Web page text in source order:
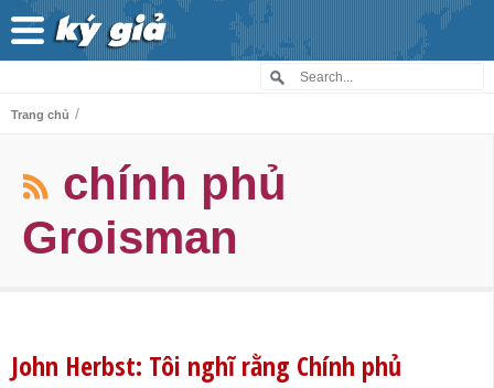
Trang chủ /
chính phủ
Groisman
John Herbst: Tôi nghĩ rằng Chính phủ